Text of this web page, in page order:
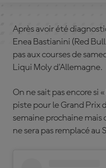
Après avoir été
Enea Bastianini (Red
pas aux courses de
Liqui Moly d'Allemagne.
On ne sait pas encore si
piste pour le Grand Prix
semaine prochaine mais
ne sera pas remplacé au